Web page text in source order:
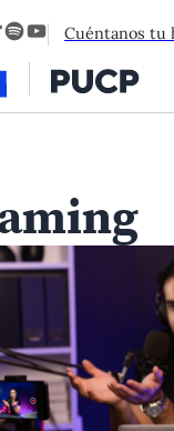
Spotify
YouTube
Cuéntanos tu